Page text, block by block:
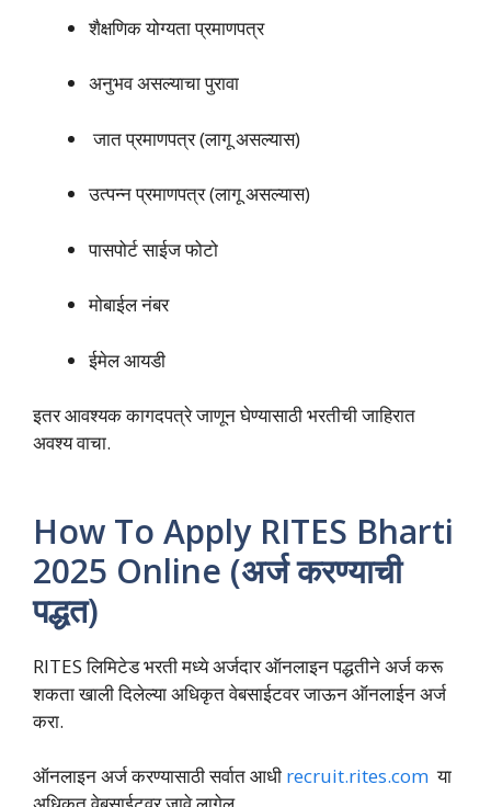
शैक्षणिक योग्यता प्रमाणपत्र
अनुभव असल्याचा पुरावा
जात प्रमाणपत्र (लागू असल्यास)
उत्पन्न प्रमाणपत्र (लागू असल्यास)
पासपोर्ट साईज फोटो
मोबाईल नंबर
ईमेल आयडी
इतर आवश्यक कागदपत्रे जाणून घेण्यासाठी भरतीची जाहिरात
अवश्य वाचा.
How To Apply RITES Bharti
2025 Online (अर्ज करण्याची
पद्धत)
RITES लिमिटेड भरती मध्ये अर्जदार ऑनलाइन पद्धतीने अर्ज करू
शकता खाली दिलेल्या अधिकृत वेबसाईटवर जाऊन ऑनलाईन अर्ज
करा.
ऑनलाइन अर्ज करण्यासाठी सर्वात आधी recruit.rites.com या